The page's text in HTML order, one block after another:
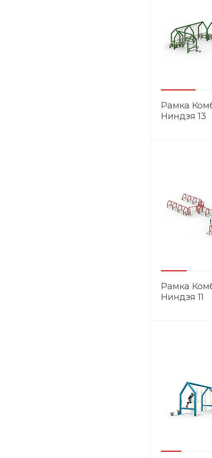
Рамка
Ниндзя 13
Рамка
Ниндзя 11